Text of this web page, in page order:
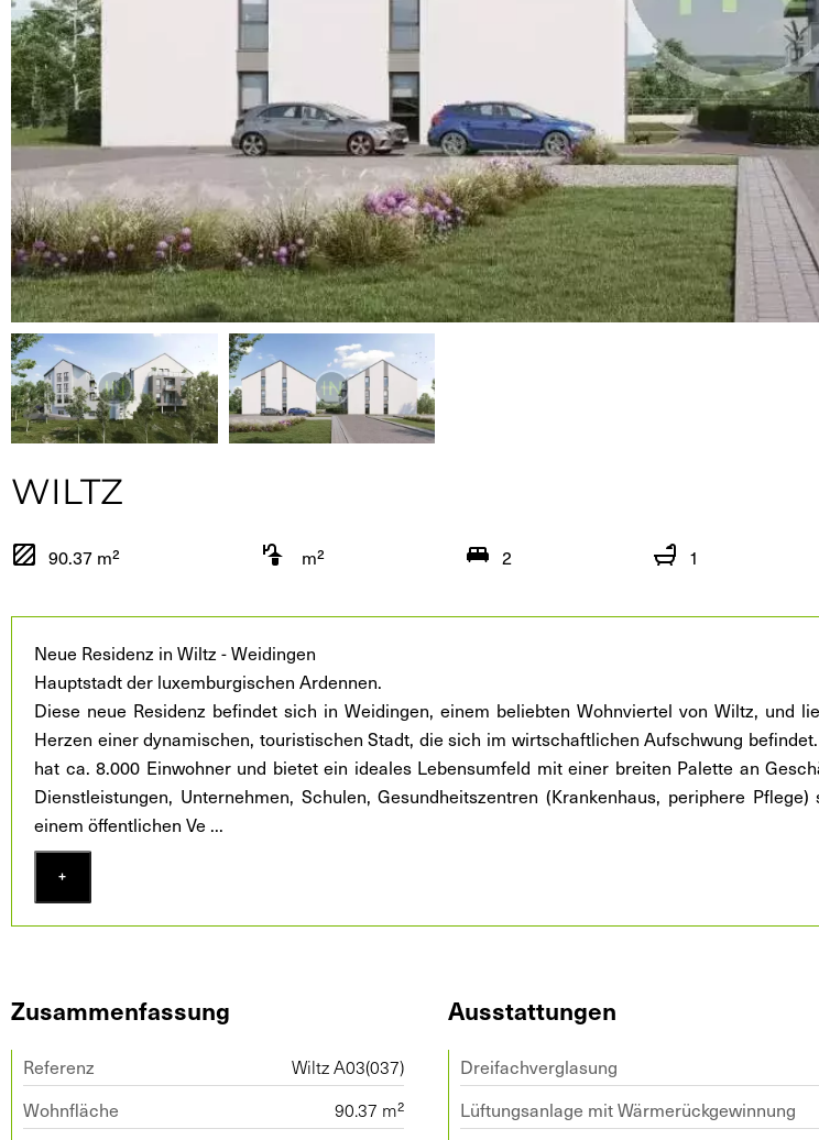
WILTZ
90.37 m² m² 2 1
Neue Residenz in Wiltz - Weidingen
Hauptstadt der luxemburgischen Ardennen.
Diese neue Residenz befindet sich in Weidingen, einem beliebten Wohnviertel von Wiltz, und
Herzen einer dynamischen, touristischen Stadt, die sich im wirtschaftlichen Aufschwung
hat ca. 8.000 Einwohner und bietet ein ideales Lebensumfeld mit einer breiten Palette an
Dienstleistungen, Unternehmen, Schulen, Gesundheitszentren (Krankenhaus, periphere Pflege)
einem öffentlichen Ve ...
+
Zusammenfassung
Referenz
Wiltz A03(037)
Wohnfläche
90.37 m²
Ausstattungen
Dreifachverglasung
Lüftungsanlage mit Wärmerückgewinnung